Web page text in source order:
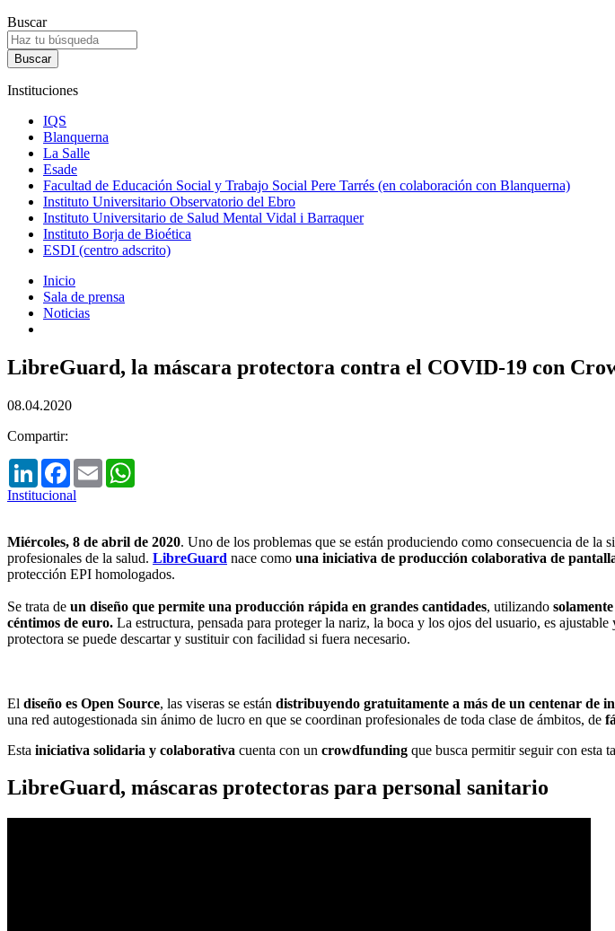
Buscar
Instituciones
IQS
Blanquerna
La Salle
Esade
Facultad de Educación Social y Trabajo Social Pere Tarrés (en colaboración con Blanquerna)
Instituto Universitario Observatorio del Ebro
Instituto Universitario de Salud Mental Vidal i Barraquer
Instituto Borja de Bioética
ESDI (centro adscrito)
Inicio
Sala de prensa
Noticias
LibreGuard, la máscara protectora contra el COVID-19 con
08.04.2020
Compartir:
LinkedInFacebook
Email
Institucional
Miércoles, 8 de abril de 2020. Uno de los problemas que se están produciendo como consecuencia de la
profesionales de la salud. LibreGuard nace como una iniciativa de producción colaborativa de
protección EPI homologados.
Se trata de un diseño que permite una producción rápida en grandes cantidades, utilizando
céntimos de euro. La estructura, pensada para proteger la nariz, la boca y los ojos del usuario, es
protectora se puede descartar y sustituir con facilidad si fuera necesario.
El diseño es Open Source, las viseras se están distribuyendo gratuitamente a más de un centenar de
una red autogestionada sin ánimo de lucro en que se coordinan profesionales de toda clase de ámbitos, de
Esta iniciativa solidaria y colaborativa cuenta con un crowdfunding que busca permitir seguir con esta
LibreGuard, máscaras protectoras para personal sanitario